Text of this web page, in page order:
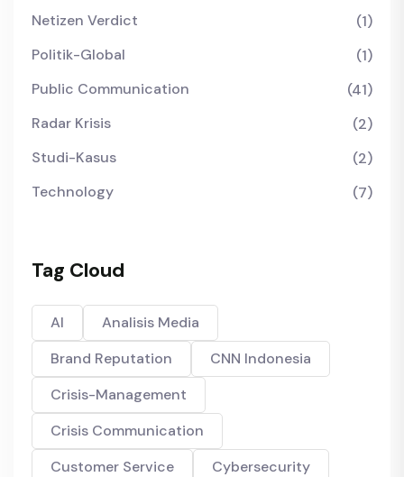
Netizen Verdict
(1)
Politik-Global
(1)
Public Communication
(41)
Radar Krisis
(2)
Studi-Kasus
(2)
Technology
(7)
Tag Cloud
AI
Analisis Media
Brand Reputation
CNN Indonesia
Crisis-Management
Crisis Communication
Customer Service
Cybersecurity